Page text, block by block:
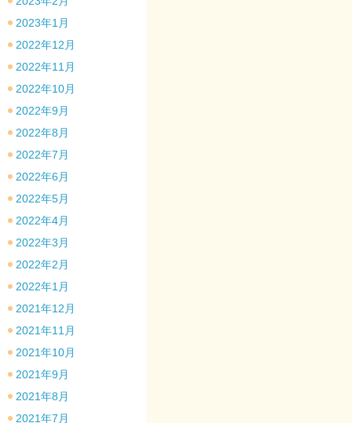
2023年1月
2022年12月
2022年11月
2022年10月
2022年9月
2022年8月
2022年7月
2022年6月
2022年5月
2022年4月
2022年3月
2022年2月
2022年1月
2021年12月
2021年11月
2021年10月
2021年9月
2021年8月
2021年7月